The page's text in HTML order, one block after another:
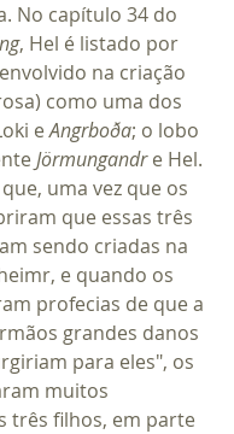
No capítulo 34 do
, Hel é listado por
na criação
como uma dos
e Angrboða; o lobo
Jörmungandr e Hel.
uma vez que os
que essas três
sendo criadas na
e quando os
profecias de que a
grandes danos
para eles", os
muitos
três filhos, em parte